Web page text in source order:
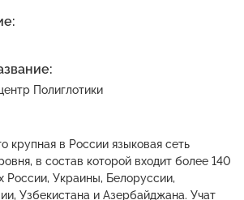
Полиглотики
крупная в России языковая сеть
в состав которой входит более 140
России, Украины, Белоруссии,
Узбекистана и Азербайджана. Учат